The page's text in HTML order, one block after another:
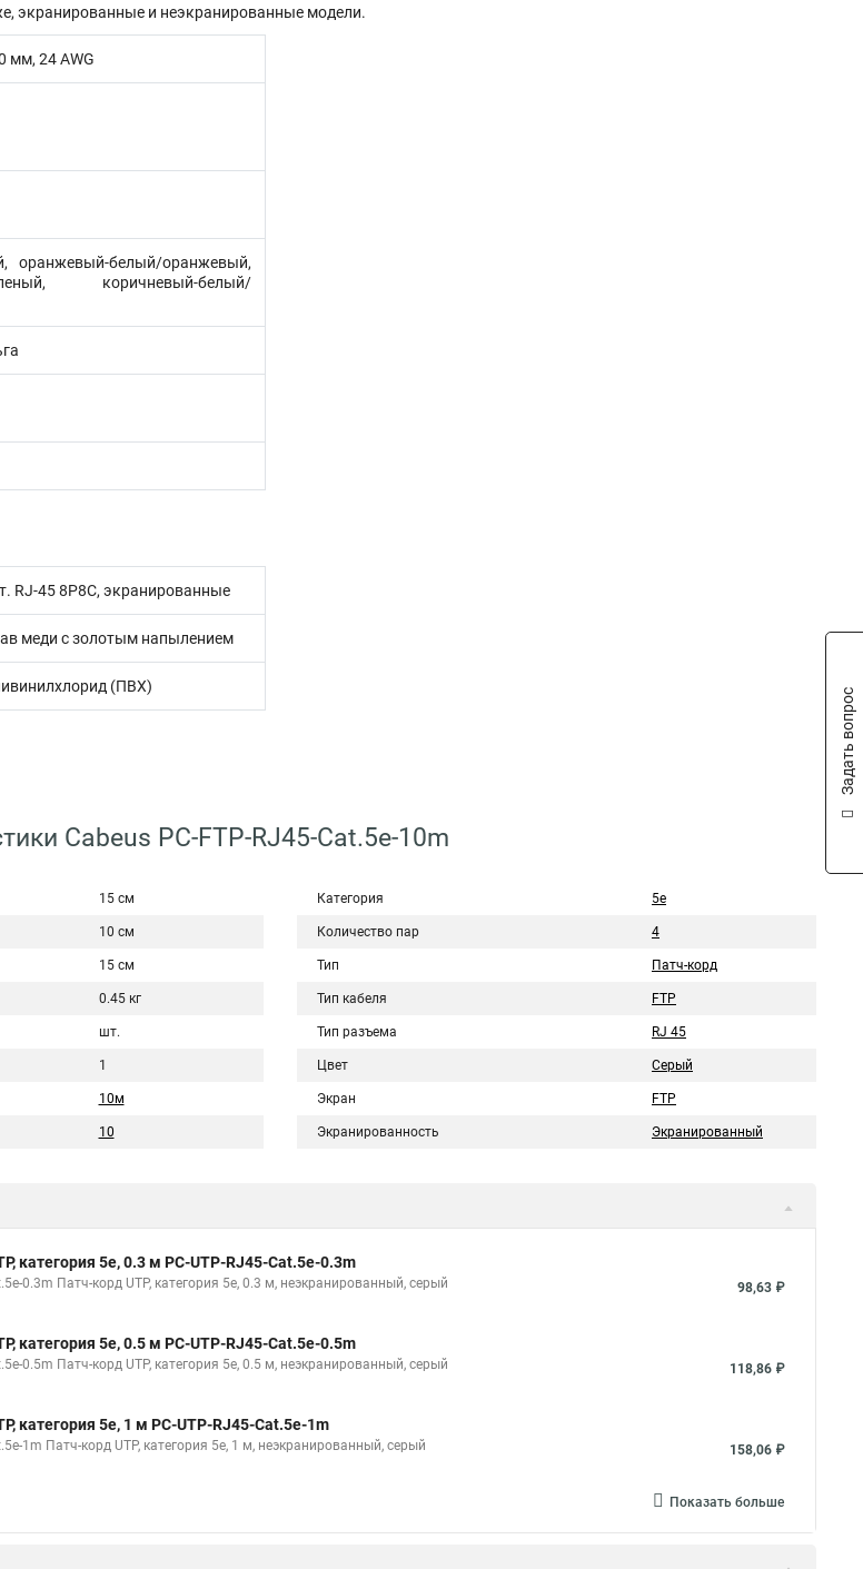
экранированные и неэкранированные модели.
мм, 24 AWG
оранжевый-белый/оранжевый,
коричневый-белый/
RJ-45 8P8C, экранированные
меди с золотым напылением
(ПВХ)
Cabeus PC-FTP-RJ45-Cat.5e-10m
15 см
10 см
15 см
0.45 кг
шт.
1
10м
10
Категория 5e
Количество пар 4
Тип Патч-корд
Тип кабеля FTP
Тип разъема RJ 45
Цвет Серый
Экран FTP
Экранированность Экранированный
категория 5e, 0.3 м PC-UTP-RJ45-Cat.5e-0.3m
0.3m Патч-корд UTP, категория 5e, 0.3 м, неэкранированный, серый 98,63 ₽
категория 5e, 0.5 м PC-UTP-RJ45-Cat.5e-0.5m
0.5m Патч-корд UTP, категория 5e, 0.5 м, неэкранированный, серый 118,86 ₽
категория 5e, 1 м PC-UTP-RJ45-Cat.5e-1m
1m Патч-корд UTP, категория 5e, 1 м, неэкранированный, серый 158,06 ₽
Показать больше
Задать вопрос